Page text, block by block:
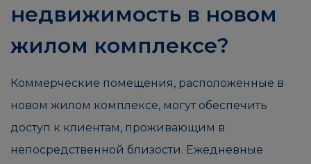
недвижимость в новом
жилом комплексе?
Коммерческие помещения, расположенные в
новом жилом комплексе, могут обеспечить
доступ к клиентам, проживающим в
непосредственной близости. Ежедневные